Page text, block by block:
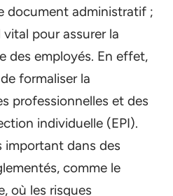
document administratif ;
pour assurer la
des employés. En effet,
formaliser la
professionnelles et des
individuelle (EPI).
important dans des
comme le
où les risques